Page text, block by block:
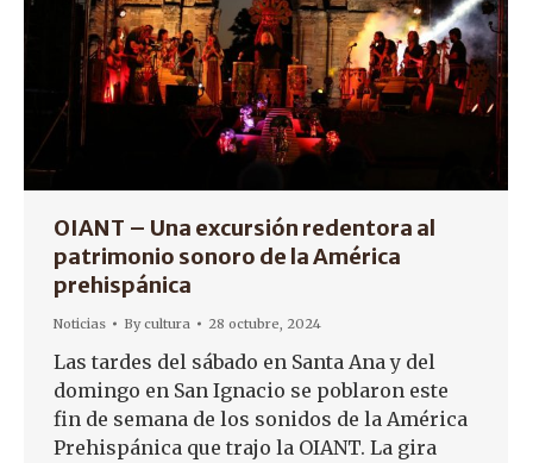
OIANT – Una excursión redentora al
patrimonio sonoro de la América
prehispánica
Noticias Bycultura 28 octubre, 2024
Las tardes del sábado en Santa Ana y del
domingo en San Ignacio se poblaron este
fin de semana de los sonidos de la América
Prehispánica que trajo la OIANT. La gira